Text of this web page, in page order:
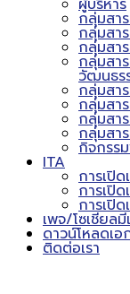
ผู้บริหาร
กลุ่มสา
กลุ่มสา
กลุ่มสาร
กลุ่มสา
วัฒนธร
กลุ่มสา
กลุ่มสาร
กลุ่มสา
กลุ่มสาร
กิจกรร
ITA
การเปิ
การเปิ
การเปิ
เพจ/โซเชียล
ดาวน์โหลดเอ
ติดต่อเรา